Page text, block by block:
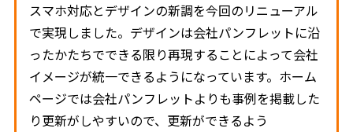
スマホ対応とデザインの新調を今回のリニューアル
で実現しました。デザインは会社パンフレットに沿
ったかたちでできる限り再現することによって会社
イメージが統一できるようになっています。ホーム
ページでは会社パンフレットよりも事例を掲載した
り更新がしやすいので、更新ができるよう